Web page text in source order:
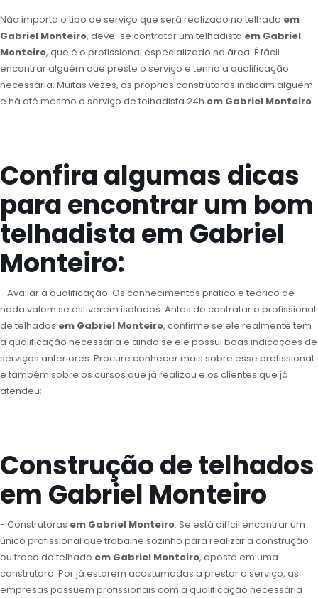
Não importa o tipo de serviço que será realizado no telhado em
Gabriel Monteiro, deve-se contratar um telhadista em Gabriel
Monteiro, que é o profissional especializado na área. É fácil
encontrar alguém que preste o serviço e tenha a qualificação
necessária. Muitas vezes, as próprias construtoras indicam alguém
e há até mesmo o serviço de telhadista 24h em Gabriel Monteiro.
Confira algumas dicas
para encontrar um bom
telhadista em Gabriel
Monteiro:
- Avaliar a qualificação: Os conhecimentos prático e teórico de
nada valem se estiverem isolados. Antes de contratar o profissional
de telhados em Gabriel Monteiro, confirme se ele realmente tem
a qualificação necessária e ainda se ele possui boas indicações de
serviços anteriores. Procure conhecer mais sobre esse profissional
e também sobre os cursos que já realizou e os clientes que já
atendeu;
Construção de telhados
em Gabriel Monteiro
- Construtoras em Gabriel Monteiro: Se está difícil encontrar um
único profissional que trabalhe sozinho para realizar a construção
ou troca do telhado em Gabriel Monteiro, aposte em uma
construtora. Por já estarem acostumadas a prestar o serviço, as
empresas possuem profissionais com a qualificação necessária